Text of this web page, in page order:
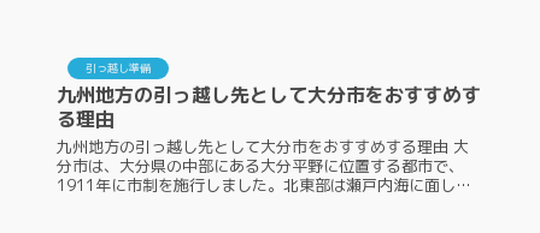
引っ越し準備
九州地方の引っ越し先として大分市をおすすめす
る理由
九州地方の引っ越し先として大分市をおすすめする理由 大
分市は、大分県の中部にある大分平野に位置する都市で、
1911年に市制を施行しました。北東部は瀬戸内海に面し、